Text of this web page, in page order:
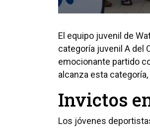
El equipo juvenil de
categoría juvenil A del
emocionante partido
alcanza esta
Invictos
Los jóvenes